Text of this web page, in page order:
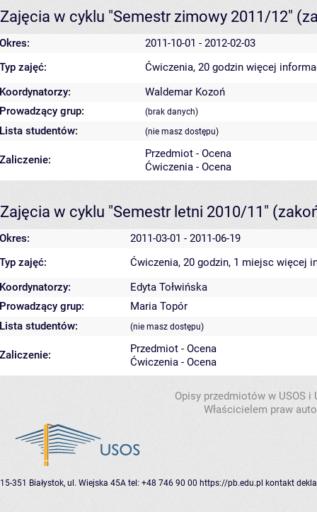
Zajęcia w cyklu "Semestr zimowy 2011/12"
Okres:
2011-10-01 - 2012-02-03
Typ zajęć:
Ćwiczenia, 20 godzin więcej
Koordynatorzy:
Waldemar Kozoń
Prowadzący grup:
(brak danych)
Lista studentów: (nie masz dostępu)
Zaliczenie:
Przedmiot - Ocena
Ćwiczenia - Ocena
Zajęcia w cyklu "Semestr letni 2010/11"
Okres:
2011-03-01 - 2011-06-19
Typ zajęć:
Ćwiczenia, 20 godzin, 1 miejsc więcej
Koordynatorzy:
Edyta Tołwińska
Prowadzący grup:
Maria Topór
Lista studentów:
(nie masz dostępu)
Zaliczenie:
Przedmiot - Ocena
Ćwiczenia - Ocena
Opisy przedmiotów w USOS
Właścicielem praw
15-351 Białystok, ul. Wiejska 45A tel: +48 746 90 00 https://pb.edu.pl kontakt